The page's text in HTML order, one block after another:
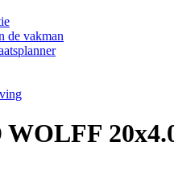
de vakman
WOLFF